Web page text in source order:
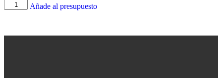
Añade al presupuesto